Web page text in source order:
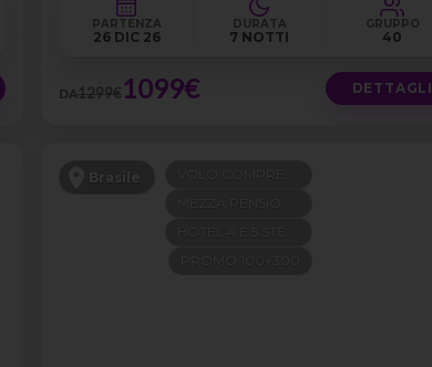
PARTENZA
26 DIC 26
DURATA
7 NOTTI
GRUPPO
40
DA1299€1099€ DETTAGLI
Brasile